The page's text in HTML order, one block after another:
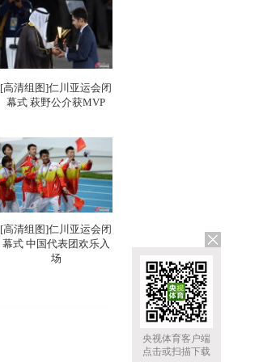
央视体育客户端
点击或扫描下载
[高清组图]仁川亚运会闭
幕式 萩野公介获MVP
[高清组图]仁川亚运会闭
幕式 中国代表团欢乐入
场